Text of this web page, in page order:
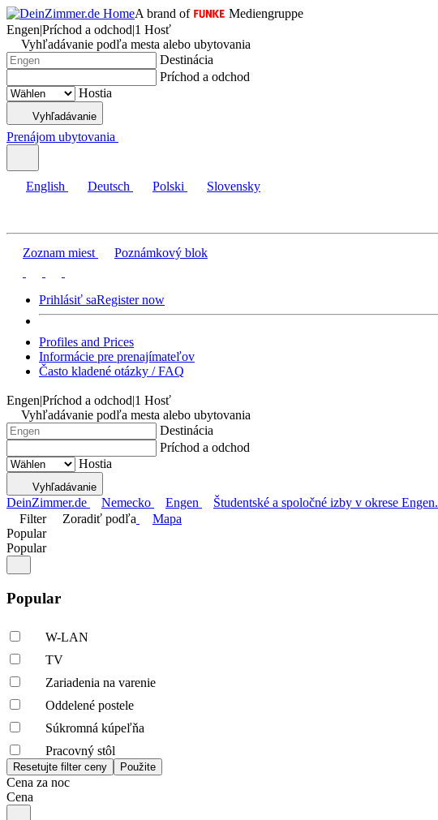
A brand of
Mediengruppe
Engen|Príchod a odchod|1 Hosť
Vyhľadávanie podľa mesta alebo ubytovania
Destinácia
Príchod a odchod
Hostia
Vyhľadávanie
Prenájom ubytovania
English Deutsch Polski Slovensky
Zoznam miest Poznámkový blok
Prihlásiť saRegister now
Profiles and Prices
Informácie pre prenajímateľov
Často kladené otázky / FAQ
Engen|Príchod a odchod|1 Hosť
Vyhľadávanie podľa mesta alebo ubytovania
Destinácia
Príchod a odchod
Hostia
Vyhľadávanie
DeinZimmer.de Nemecko Engen
Študentské a spoločné izby v okrese Engen.
Filter
Zoradiť podľa
Mapa
Popular
Popular
Popular
W-LAN
TV
Zariadenia na varenie
Oddelené postele
Súkromná kúpeľňa
Pracovný stôl
Cena za noc
Cena